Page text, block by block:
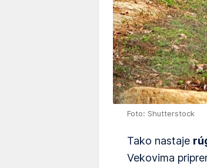
Foto: Shutterstock
Tako nastaje
Vekovima